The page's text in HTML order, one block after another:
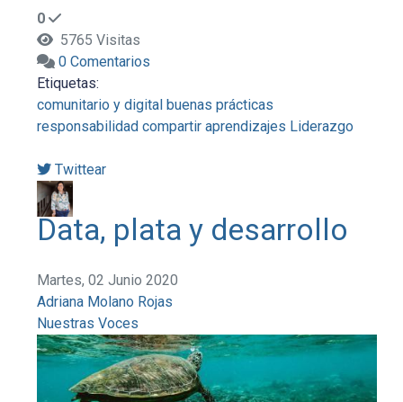
0
5765 Visitas
0 Comentarios
Etiquetas:
comunitario y digital buenas prácticas
responsabilidad compartir aprendizajes Liderazgo
Twittear
Data, plata y desarrollo
Martes, 02 Junio 2020
Adriana Molano Rojas
Nuestras Voces